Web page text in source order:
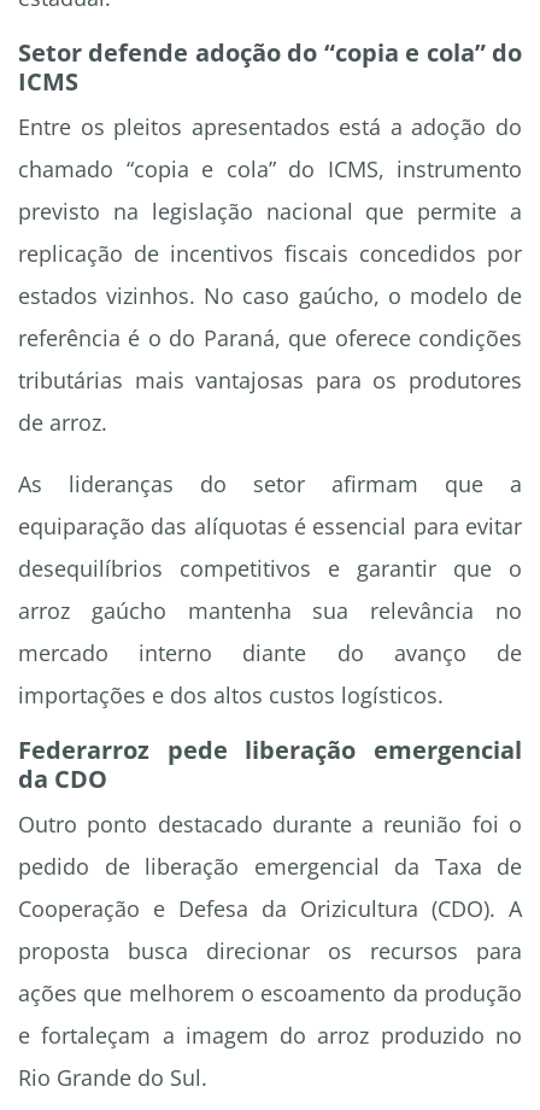
Setor defende adoção do “copia e cola” do
ICMS
Entre os pleitos apresentados está a adoção do
chamado “copia e cola” do ICMS, instrumento
previsto na legislação nacional que permite a
replicação de incentivos fiscais concedidos por
estados vizinhos. No caso gaúcho, o modelo de
referência é o do Paraná, que oferece condições
tributárias mais vantajosas para os produtores
de arroz.
As lideranças do setor afirmam que a
equiparação das alíquotas é essencial para evitar
desequilíbrios competitivos e garantir que o
arroz gaúcho mantenha sua relevância no
mercado interno diante do avanço de
importações e dos altos custos logísticos.
Federarroz pede liberação emergencial
da CDO
Outro ponto destacado durante a reunião foi o
pedido de liberação emergencial da Taxa de
Cooperação e Defesa da Orizicultura (CDO). A
proposta busca direcionar os recursos para
ações que melhorem o escoamento da produção
e fortaleçam a imagem do arroz produzido no
Rio Grande do Sul.